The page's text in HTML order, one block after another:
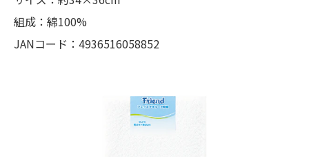
組成：綿100%
JANコード：4936516058852